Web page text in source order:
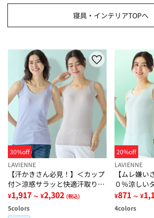
寝具・インテリアTOPへ
30%off
LAVIENNE
【汗かきさん必見！】＜カップ
付＞涼感サラッと快適汗取りタ
ンクトップインナー＜さらりラ
ボ＞
¥1,917 ～ ¥2,302 (税込)
5colors
20%off
LAVIENNE
【ムレ嫌い
０％涼しい
ー＜さらり
¥871 ～ ¥
4colors